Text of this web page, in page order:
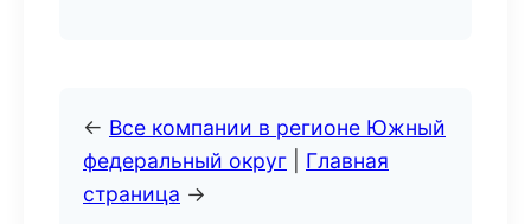
← Все компании в регионе Южный
федеральный округ
Главная
страница →